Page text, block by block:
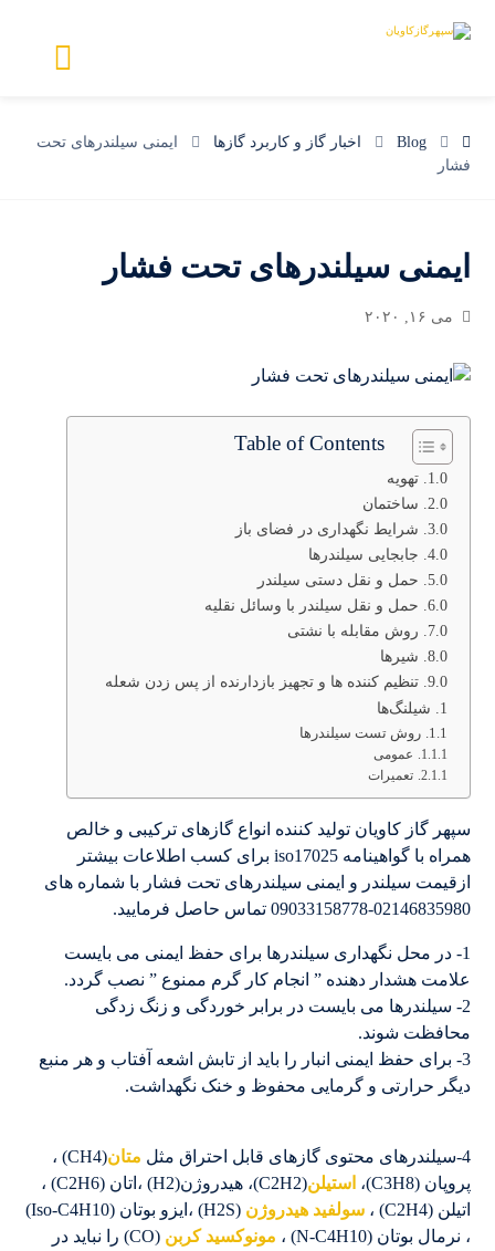
Blog اخبار گاز و کاربرد گازها
ایمنی سیلندرهای تحت
فشار
ایمنی سیلندرهای تحت فشار
می ۱۶, ۲۰۲۰
Table of Contents
تهویه
ساختمان
شرایط نگهداری در فضای باز
جابجایی سیلندرها
حمل و نقل دستی سیلندر
حمل و نقل سیلندر با وسائل نقلیه
روش مقابله با نشتی
شیرها
تنظیم کننده ها و تجهیز بازدارنده از پس زدن شعله
شیلنگ‌ها
روش تست سیلندرها
عمومی
تعمیرات
سپهر گاز کاویان تولید کننده انواع گازهای ترکیبی و خالص
همراه با گواهینامه iso17025 برای کسب اطلاعات بیشتر
ازقیمت سیلندر و ایمنی سیلندرهای تحت فشار با شماره های
02146835980-09033158778 تماس حاصل فرمایید.
1- در محل نگهداری سیلندرها برای حفظ ایمنی می بایست
علامت هشدار دهنده ” انجام کار گرم ممنوع ” نصب گردد.
2- سیلندرها می بایست در برابر خوردگی و زنگ زدگی
محافظت شوند.
3- برای حفظ ایمنی انبار را باید از تابش اشعه آفتاب و هر منبع
دیگر حرارتی و گرمایی محفوظ و خنک نگهداشت.
4-سیلندرهای محتوی گازهای قابل احتراق مثل متان
(CH4) ،
پروپان (C3H8)،
استیلن
(C2H2)، هیدروژن(H2) ،اتان (C2H6) ،
اتیلن (C2H4) ،
سولفید هیدروژن
(H2S) ،ایزو بوتان (Iso-C4H10)
، نرمال بوتان (N-C4H10) ،
مونوکسید کربن
(CO) را نباید در